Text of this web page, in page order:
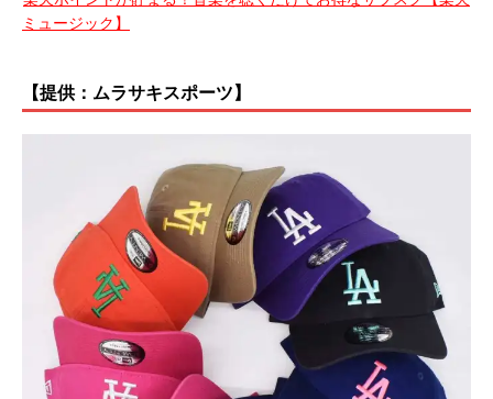
ミュージック】
【提供：ムラサキスポーツ】